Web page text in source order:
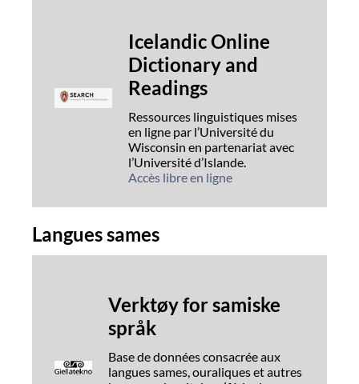
Icelandic Online
Dictionary and
Readings
Ressources linguistiques mises
en ligne par l’Université du
Wisconsin en partenariat avec
l’Université d’Islande.
Accès libre en ligne
Langues sames
Verktøy for samiske
språk
Base de données consacrée aux
langues sames, ouraliques et autres